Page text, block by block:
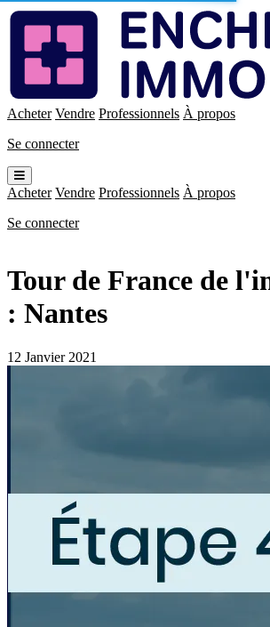
Enchères
Immo
Acheter Vendre Professionnels À propos
Se connecter
Ouvrir
le
menu
Acheter Vendre Professionnels À propos
Se connecter
Tour de France de
: Nantes
12 Janvier 2021